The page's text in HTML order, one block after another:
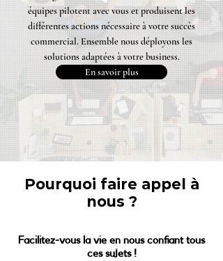
équipes pilotent avec vous et produisent les
différentes actions nécessaire à votre succès
commercial. Ensemble nous déployons les
solutions adaptées à votre business.
En savoir plus
Pourquoi faire appel à
nous ?
Facilitez-vous la vie en nous confiant tous
ces sujets !